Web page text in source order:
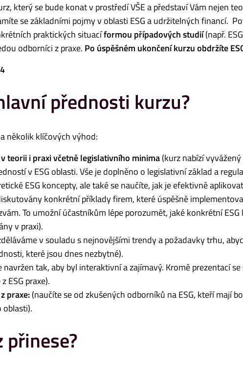
který se bude konat v prostředí VŠE a představí Vám nejen
se základními pojmy v oblasti ESG a udržitelných financí.
praktických situacíformou případových studií(např.
odborníci z praxe. Po úspěšném ukončení kurzu obdržíte
přednosti kurzu?
několik klíčových výhod:
teorii i praxi včetně legislativního minima(kurz nabízí
v ESG oblasti. Vše je doplněno o legislativní základ a
ESG koncepty, ale také se naučíte, jak je efektivně
konkrétní příklady firem, které úspěšně
To umožní účastníkům lépe porozumět, jaké konkrétní
v praxi).
v souladu s nejnovějšími trendy a požadavky trhu,
které jsou dnes nezbytné).
navržen tak, aby byl interaktivní a zajímavý. Kromě prezentací
ESG praxe).
praxe:(naučíte se od zkušených odborníků na ESG, kteří mají